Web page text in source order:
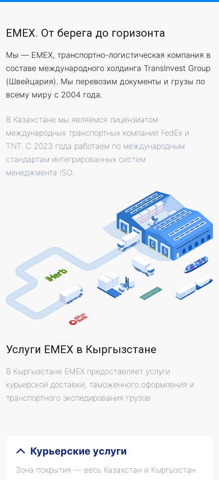
EMEX. От берега до горизонта
Мы — EMEX, транспортно-логистическая компания в
составе международного холдинга TransInvest Group
(Швейцария). Мы перевозим документы и грузы по
всему миру с 2004 года.
В Казахстане мы являемся лицензиатом
международных транспортных компаний FedEx и
TNT. С 2023 года работаем по международным
стандартам интегрированных систем
менеджмента ISO.
Услуги EMEX в Кыргызстане
В Кыргызстане EMEX предоставляет услуги
курьерской доставки, таможенного оформления и
транспортного экспедирования грузов
Курьерские услуги
Зона покрытия — весь Казахстан и Кыргызстан.